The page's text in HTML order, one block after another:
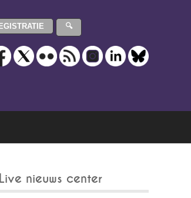
Live nieuws center